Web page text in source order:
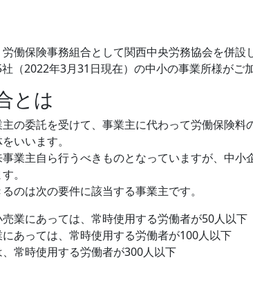
働保険事務組合として関西中央労務協会を併設
（2022年3月31日現在）の中小の事業所様がご
とは
の委託を受けて、事業主に代わって労働保険
いいます。
業主自ら行うべきものとなっていますが、中
。
のは次の要件に該当する事業主です。
業にあっては、常時使用する労働者が50人以下
あっては、常時使用する労働者が100人以下
常時使用する労働者が300人以下